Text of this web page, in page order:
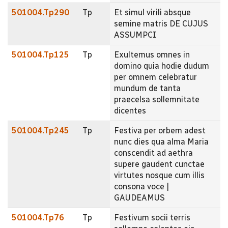
501004.Tp290 Tp
Et simul virili absque
semine matris DE CUJUS
ASSUMPCI
501004.Tp125 Tp
Exultemus omnes in
domino quia hodie dudum
per omnem celebratur
mundum de tanta
praecelsa sollemnitate
dicentes
501004.Tp245 Tp
Festiva per orbem adest
nunc dies qua alma Maria
conscendit ad aethra
supere gaudent cunctae
virtutes nosque cum illis
consona voce |
GAUDEAMUS
501004.Tp76 Tp
Festivum socii terris